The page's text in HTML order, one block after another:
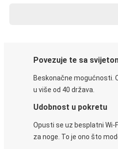
Povezuje te sa
Beskonačne mogućnosti.
u više od 40 država.
Udobnost u pokretu
Opusti se uz besplatni
za noge. To je ono što